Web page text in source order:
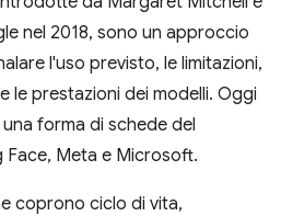
nel 2018, sono un approccio
l'uso previsto, le limitazioni,
le prestazioni dei modelli. Oggi
forma di schede del
Face, Meta e Microsoft.
coprono ciclo di vita,